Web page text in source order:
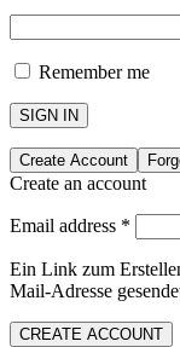
Remember me
SIGN IN
Create Account
Create an account
Email address *
Ein Link zum
Mail-Adresse
CREATE ACCOUNT